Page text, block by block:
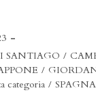
SANTIAGO /
/
categoria / SPAGNA